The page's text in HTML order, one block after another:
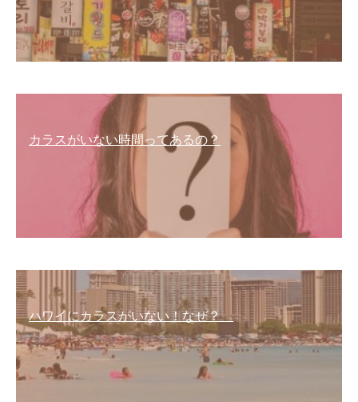
カラスがいない時間ってあるの？
ハワイにカラスがいない！なぜ？